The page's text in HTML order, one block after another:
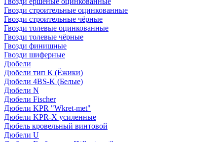
Гвозди строительные оцинкованные
Гвозди строительные чёрные
Гвозди толевые оцинкованные
Гвозди толевые чёрные
Гвозди финишные
Гвозди шиферные
Дюбели
Дюбели тип К (Ёжики)
Дюбели 4BS-K (Белые)
Дюбели N
Дюбели Fischer
Дюбели KPR "Wkret-met"
Дюбели KPR-Х усиленные
Дюбель кровельный винтовой
Дюбели U